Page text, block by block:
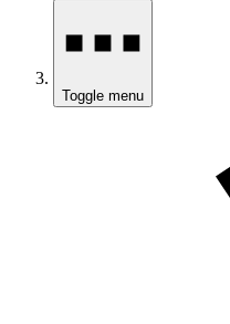
Toggle menu